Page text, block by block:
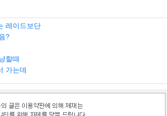
레이드보단
?
할때
가는데